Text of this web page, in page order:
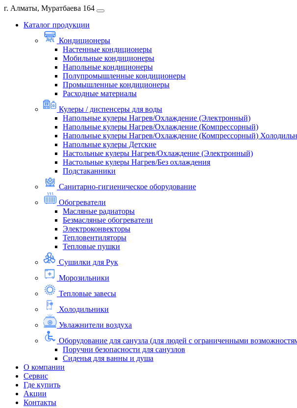
г. Алматы, Муратбаева 164
Каталог продукции
Кондиционеры
Настенные кондиционеры
Мобильные кондиционеры
Напольные кондиционеры
Полупромышленные кондиционеры
Промышленные кондиционеры
Расходные материалы
Кулеры / диспенсеры для воды
Напольные кулеры Нагрев/Охлаждение (Электронный)
Напольные кулеры Нагрев/Охлаждение (Компрессорный)
Напольные кулеры Нагрев/Охлаждение (Компрессорный)
Напольные кулеры Детские
Настольные кулеры Нагрев/Охлаждение (Электронный)
Настольные кулеры Нагрев/Без охлаждения
Подстаканники
Санитарно-гигиеническое оборудование
Обогреватели
Масляные радиаторы
Безмасляные обогреватели
Электроконвекторы
Тепловентиляторы
Тепловые пушки
Сушилки для Рук
Морозильники
Тепловые завесы
Холодильники
Увлажнители воздуха
Оборудование для санузла (для людей с ограниченными
Поручни безопасности для санузлов
Сиденья для ванны и душа
О компании
Сервис
Где купить
Акции
Контакты